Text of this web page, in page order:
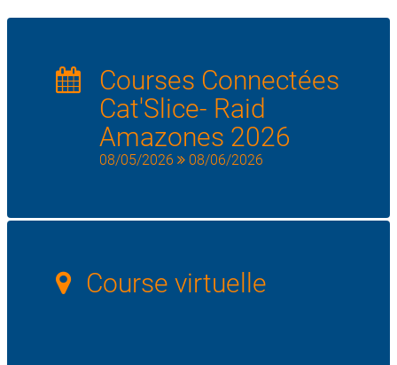
Courses Connectées
Cat'Slice- Raid
Amazones 2026
08/05/2026 08/06/2026
Course virtuelle